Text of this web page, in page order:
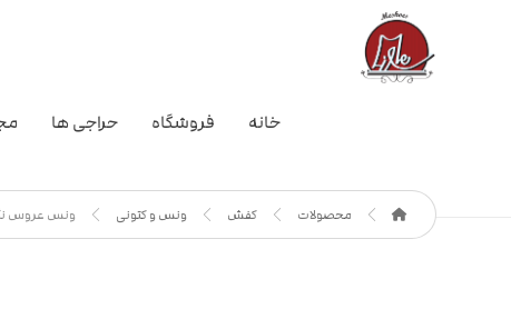
خانه فروشگاه حراجی ها
محصولات کفش ونس و کتونی ونس عروس